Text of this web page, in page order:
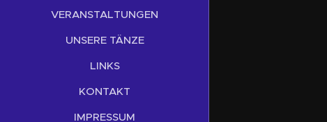
VERANSTALTUNGEN
UNSERE TÄNZE
LINKS
KONTAKT
IMPRESSUM